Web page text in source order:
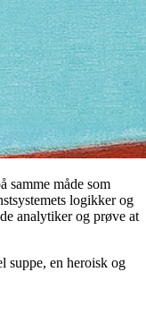
samme måde som
logikker og
analytiker og prøve at
suppe, en heroisk og